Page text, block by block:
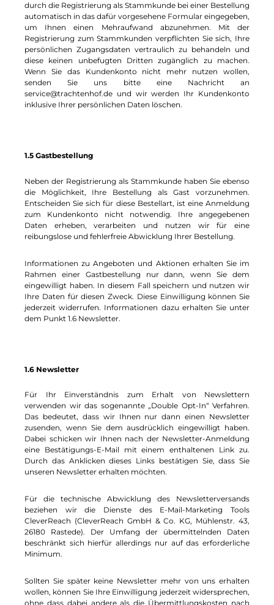
durch die Registrierung als Stammkunde bei einer Bestellung
automatisch in das dafür vorgesehene Formular eingegeben,
um Ihnen einen Mehraufwand abzunehmen. Mit der
Registrierung zum Stammkunden verpflichten Sie sich, Ihre
persönlichen Zugangsdaten vertraulich zu behandeln und
diese keinen unbefugten Dritten zugänglich zu machen.
Wenn Sie das Kundenkonto nicht mehr nutzen wollen,
senden Sie uns bitte eine Nachricht an
service@trachtenhof.de und wir werden Ihr Kundenkonto
inklusive Ihrer persönlichen Daten löschen.
1.5 Gastbestellung
Neben der Registrierung als Stammkunde haben Sie ebenso
die Möglichkeit, Ihre Bestellung als Gast vorzunehmen.
Entscheiden Sie sich für diese Bestellart, ist eine Anmeldung
zum Kundenkonto nicht notwendig. Ihre angegebenen
Daten erheben, verarbeiten und nutzen wir für eine
reibungslose und fehlerfreie Abwicklung Ihrer Bestellung.
Informationen zu Angeboten und Aktionen erhalten Sie im
Rahmen einer Gastbestellung nur dann, wenn Sie dem
eingewilligt haben. In diesem Fall speichern und nutzen wir
Ihre Daten für diesen Zweck. Diese Einwilligung können Sie
jederzeit widerrufen. Informationen dazu erhalten Sie unter
dem Punkt 1.6 Newsletter.
1.6 Newsletter
Für Ihr Einverständnis zum Erhalt von Newslettern
verwenden wir das sogenannte „Double Opt-In“ Verfahren.
Das bedeutet, dass wir Ihnen nur dann einen Newsletter
zusenden, wenn Sie dem ausdrücklich eingewilligt haben.
Dabei schicken wir Ihnen nach der Newsletter-Anmeldung
eine Bestätigungs-E-Mail mit einem enthaltenen Link zu.
Durch das Anklicken dieses Links bestätigen Sie, dass Sie
unseren Newsletter erhalten möchten.
Für die technische Abwicklung des Newsletterversands
beziehen wir die Dienste des E-Mail-Marketing Tools
CleverReach (CleverReach GmbH & Co. KG, Mühlenstr. 43,
26180 Rastede). Der Umfang der übermittelnden Daten
beschränkt sich hierfür allerdings nur auf das erforderliche
Minimum.
Sollten Sie später keine Newsletter mehr von uns erhalten
wollen, können Sie Ihre Einwilligung jederzeit widersprechen,
ohne dass dabei andere als die Übermittlungskosten nach